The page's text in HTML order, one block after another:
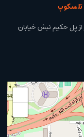
تلسکوپ
از پل حکیم نبش خیابان